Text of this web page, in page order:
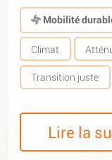
Mobilité
Climat
Transition juste
Lire la